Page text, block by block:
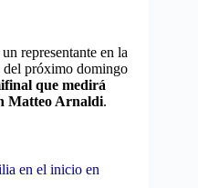
representante en la
del próximo domingo
que medirá
Matteo Arnaldi.
en el inicio en